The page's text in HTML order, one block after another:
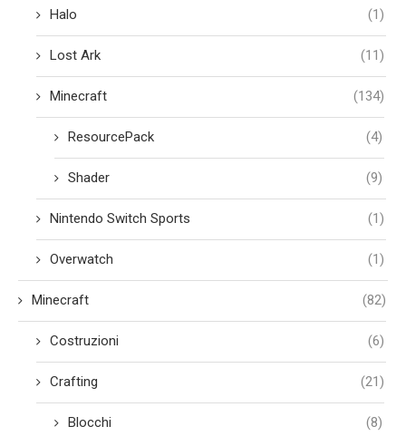
Halo (1)
Lost Ark (11)
Minecraft (134)
ResourcePack (4)
Shader (9)
Nintendo Switch Sports (1)
Overwatch (1)
Minecraft (82)
Costruzioni (6)
Crafting (21)
Blocchi (8)